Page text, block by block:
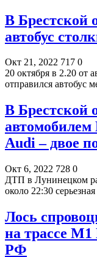
В Брестской
автобус
Окт 21, 2022 717 0
20 октября в 2.20 от
отправился
В Брестской
автомобилем
Audi – двое
Окт 6, 2022 728 0
ДТП в Лунинецком
около 22:30
Лось
на трассе
РФ